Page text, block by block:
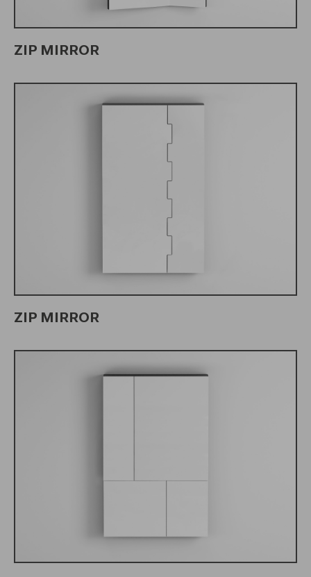
ZIP MIRROR
ZIP MIRROR